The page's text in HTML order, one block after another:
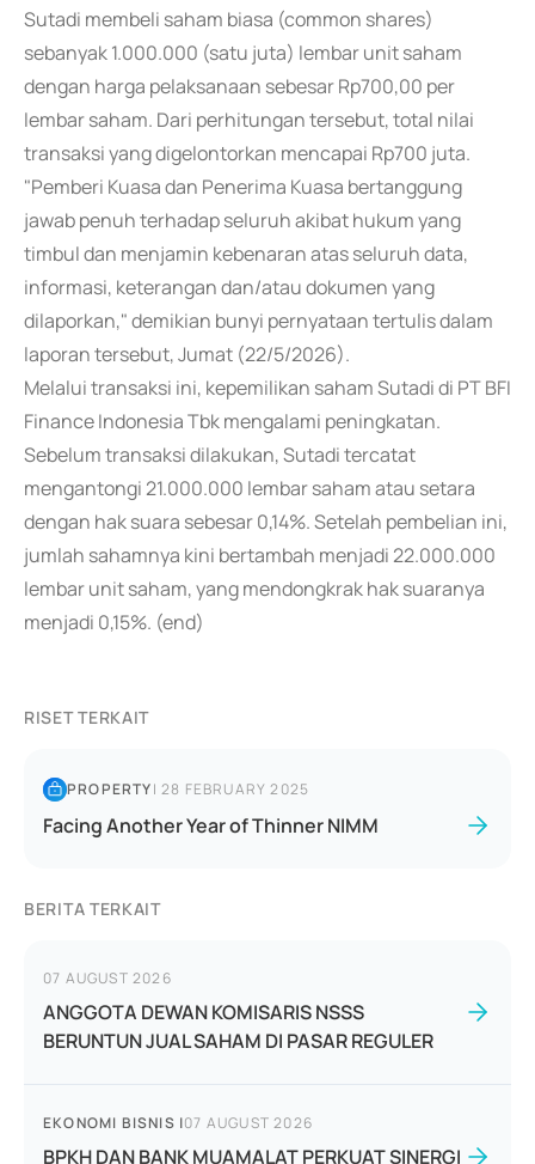
Sutadi membeli saham biasa (common shares)
sebanyak 1.000.000 (satu juta) lembar unit saham
dengan harga pelaksanaan sebesar Rp700,00 per
lembar saham. Dari perhitungan tersebut, total nilai
transaksi yang digelontorkan mencapai Rp700 juta.
"Pemberi Kuasa dan Penerima Kuasa bertanggung
jawab penuh terhadap seluruh akibat hukum yang
timbul dan menjamin kebenaran atas seluruh data,
informasi, keterangan dan/atau dokumen yang
dilaporkan," demikian bunyi pernyataan tertulis dalam
laporan tersebut, Jumat (22/5/2026).
Melalui transaksi ini, kepemilikan saham Sutadi di PT BFI
Finance Indonesia Tbk mengalami peningkatan.
Sebelum transaksi dilakukan, Sutadi tercatat
mengantongi 21.000.000 lembar saham atau setara
dengan hak suara sebesar 0,14%. Setelah pembelian ini,
jumlah sahamnya kini bertambah menjadi 22.000.000
lembar unit saham, yang mendongkrak hak suaranya
menjadi 0,15%. (end)
RISET TERKAIT
PROPERTY|28 FEBRUARY 2025
Facing Another Year of Thinner NIMM
BERITA TERKAIT
07 AUGUST 2026
ANGGOTA DEWAN KOMISARIS NSSS
BERUNTUN JUAL SAHAM DI PASAR REGULER
EKONOMI BISNIS |07 AUGUST 2026
BPKH DAN BANK MUAMALAT PERKUAT SINERGI